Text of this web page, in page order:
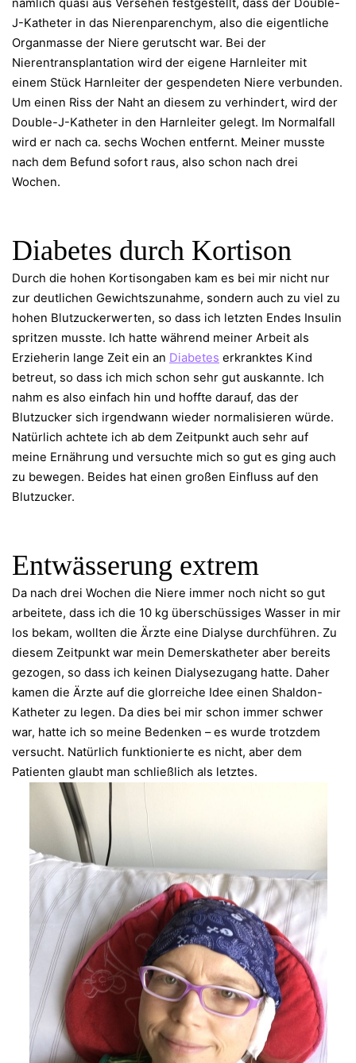
nämlich quasi aus Versehen festgestellt, dass der Double-
J-Katheter in das Nierenparenchym, also die eigentliche
Organmasse der Niere gerutscht war. Bei der
Nierentransplantation wird der eigene Harnleiter mit
einem Stück Harnleiter der gespendeten Niere verbunden.
Um einen Riss der Naht an diesem zu verhindert, wird der
Double-J-Katheter in den Harnleiter gelegt. Im Normalfall
wird er nach ca. sechs Wochen entfernt. Meiner musste
nach dem Befund sofort raus, also schon nach drei
Wochen.
Diabetes durch Kortison
Durch die hohen Kortisongaben kam es bei mir nicht nur
zur deutlichen Gewichtszunahme, sondern auch zu viel zu
hohen Blutzuckerwerten, so dass ich letzten Endes Insulin
spritzen musste. Ich hatte während meiner Arbeit als
Erzieherin lange Zeit ein an Diabetes erkranktes Kind
betreut, so dass ich mich schon sehr gut auskannte. Ich
nahm es also einfach hin und hoffte darauf, das der
Blutzucker sich irgendwann wieder normalisieren würde.
Natürlich achtete ich ab dem Zeitpunkt auch sehr auf
meine Ernährung und versuchte mich so gut es ging auch
zu bewegen. Beides hat einen großen Einfluss auf den
Blutzucker.
Entwässerung extrem
Da nach drei Wochen die Niere immer noch nicht so gut
arbeitete, dass ich die 10 kg überschüssiges Wasser in mir
los bekam, wollten die Ärzte eine Dialyse durchführen. Zu
diesem Zeitpunkt war mein Demerskatheter aber bereits
gezogen, so dass ich keinen Dialysezugang hatte. Daher
kamen die Ärzte auf die glorreiche Idee einen Shaldon-
Katheter zu legen. Da dies bei mir schon immer schwer
war, hatte ich so meine Bedenken – es wurde trotzdem
versucht. Natürlich funktionierte es nicht, aber dem
Patienten glaubt man schließlich als letztes.